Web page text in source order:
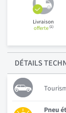
Livraison
offerte(1)
DÉTAILS
Pneu